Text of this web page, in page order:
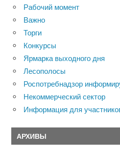
Рабочий момент
Важно
Торги
Конкурсы
Ярмарка выходного дня
Лесополосы
Роспотребнадзор
Некоммерческий сектор
Информация для
АРХИВЫ